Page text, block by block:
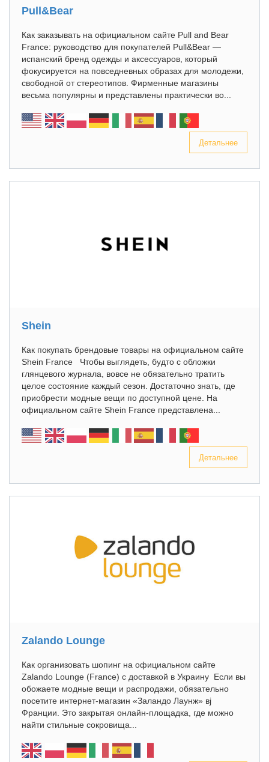
Pull&Bear
Как заказывать на официальном сайте Pull and Bear
France: руководство для покупателей Pull&Bear —
испанский бренд одежды и аксессуаров, который
фокусируется на повседневных образах для молодежи,
свободной от стереотипов. Фирменные магазины
весьма популярны и представлены практически во...
Детальнее
Shein
Как покупать брендовые товары на официальном сайте
Shein France Чтобы выглядеть, будто с обложки
глянцевого журнала, вовсе не обязательно тратить
целое состояние каждый сезон. Достаточно знать, где
приобрести модные вещи по доступной цене. На
официальном сайте Shein France представлена...
Детальнее
Zalando Lounge
Как организовать шопинг на официальном сайте
Zalando Lounge (France) с доставкой в Украину Если вы
обожаете модные вещи и распродажи, обязательно
посетите интернет-магазин «Заландо Лаунж» вj
Франции. Это закрытая онлайн-площадка, где можно
найти стильные сокровища...